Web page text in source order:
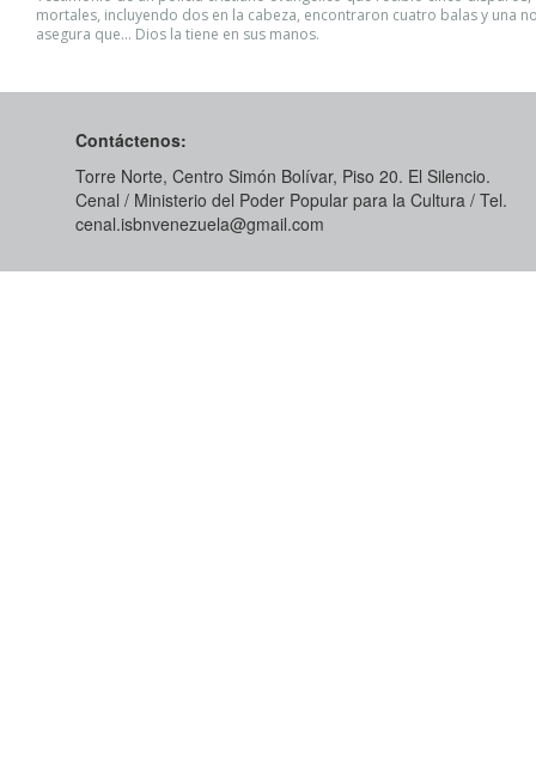
mortales, incluyendo dos en la cabeza, encontraron cuatro balas y una
asegura que... Dios la tiene en sus manos.
Contáctenos:
Torre Norte, Centro Simón Bolívar, Piso 20. El Silencio.
Cenal / Ministerio del Poder Popular para la Cultura / Tel.
cenal.isbnvenezuela@gmail.com